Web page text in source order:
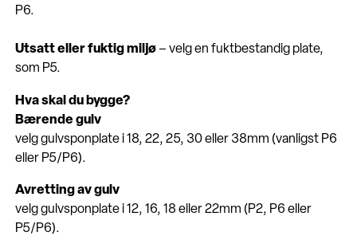
P6.
Utsatt eller fuktig miljø – velg en fuktbestandig plate,
som P5.
Hva skal du bygge?
Bærende gulv
velg gulvsponplate i 18, 22, 25, 30 eller 38mm (vanligst P6
eller P5/P6).
Avretting av gulv
velg gulvsponplate i 12, 16, 18 eller 22mm (P2, P6 eller
P5/P6).